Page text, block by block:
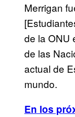
Merrigan
de la ONU
de las
actual de
mundo.
En los